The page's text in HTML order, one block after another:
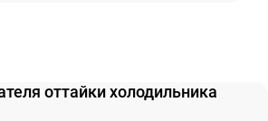
оттайки холодильника